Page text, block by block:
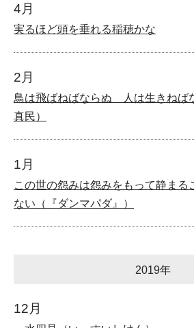
4月
実るほど頭を垂れる稲穂かな
2月
鳥は飛ばねばならぬ 人は生きねば
真民）
1月
この世の怨みは怨みをもって静まる
ない（『ダンマパダ』）
2019年
12月